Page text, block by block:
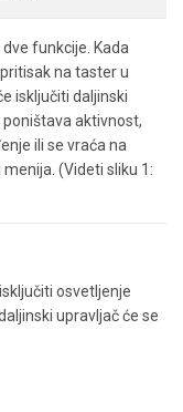
funkcije. Kada
na taster u
isključiti daljinski
aktivnost,
ili se vraća na
(Videti sliku 1:
osvetljenje
upravljač će se